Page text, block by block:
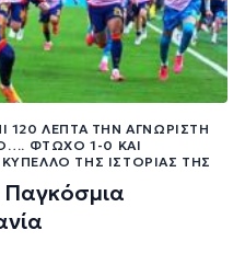
120 ΛΕΠΤΆ ΤΗΝ ΑΓΝΏΡΙΣΤΗ
ΦΤΩΧΌ 1-0 ΚΑΙ
ΤΗΣ ΙΣΤΟΡΊΑΣ ΤΗΣ